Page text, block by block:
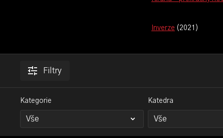
Inverze (2021)
Filtry
Kategorie Katedra